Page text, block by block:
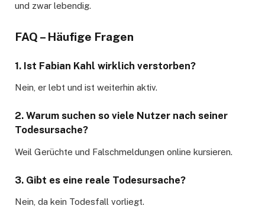
und zwar lebendig.
FAQ – Häufige Fragen
1. Ist Fabian Kahl wirklich verstorben?
Nein, er lebt und ist weiterhin aktiv.
2. Warum suchen so viele Nutzer nach seiner
Todesursache?
Weil Gerüchte und Falschmeldungen online kursieren.
3. Gibt es eine reale Todesursache?
Nein, da kein Todesfall vorliegt.